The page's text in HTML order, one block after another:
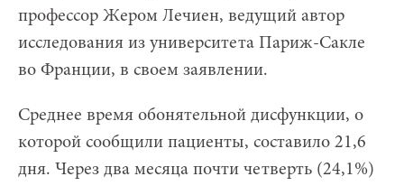
профессор Жером Лечиен, ведущий автор
исследования из университета Париж-Сакле
во Франции, в своем заявлении.
Среднее время обонятельной дисфункции, о
которой сообщили пациенты, составило 21,6
дня. Через два месяца почти четверть (24,1%)